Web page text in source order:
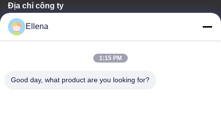
Địa chỉ công ty
Số 11, Quận 9, Cảng công nghiệp Huayin, Số 618, Đường West
Kelin, Khu phát triển công nghiệp khoa học và công nghệ eo biển
Thành Đô, quận Ôn Giang, thành phố Thành Đô, tỉnh Tứ Xuyên,
Số 11, Quận 9, Cảng công nghiệp Huayin, Số 618, Đường West
Ellena
1:15 PM
Good day, what product are you looking for?